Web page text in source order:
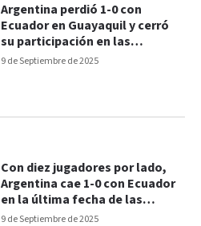
9 de Septiembre de 2025
Argentina perdió 1-0 con
Ecuador en Guayaquil y cerró
su participación en las
Eliminatorias
9 de Septiembre de 2025
Con diez jugadores por lado,
Argentina cae 1-0 con Ecuador
en la última fecha de las
Eliminatorias